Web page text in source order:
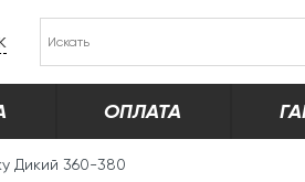
ОПЛАТА
Дикий 360-380